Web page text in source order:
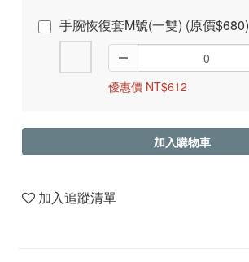
手腕恢復套M號(一雙) (原價$680)
優惠價 NT$612
加入購物車
加入追蹤清單